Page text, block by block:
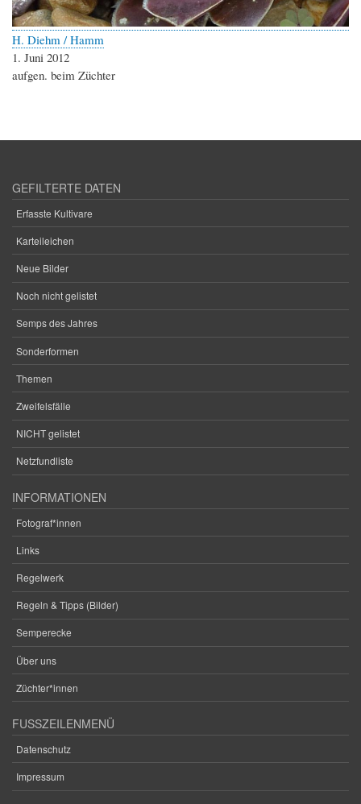
H. Diehm / Hamm
1. Juni 2012
aufgen. beim Züchter
GEFILTERTE DATEN
Erfasste Kultivare
Karteileichen
Neue Bilder
Noch nicht gelistet
Semps des Jahres
Sonderformen
Themen
Zweifelsfälle
NICHT gelistet
Netzfundliste
INFORMATIONEN
Fotograf*innen
Links
Regelwerk
Regeln & Tipps (Bilder)
Semperecke
Über uns
Züchter*innen
FUSSZEILENMENÜ
Datenschutz
Impressum